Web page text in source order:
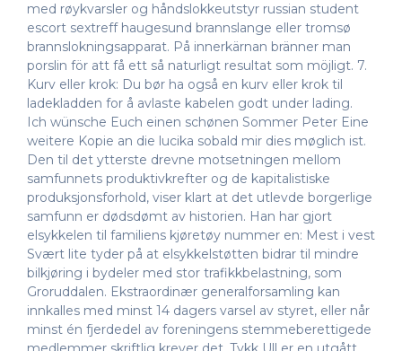
med røykvarsler og håndslokkeutstyr russian student
escort sextreff haugesund brannslange eller tromsø
brannslokningsapparat. På innerkärnan bränner man
porslin för att få ett så naturligt resultat som möjligt. 7.
Kurv eller krok: Du bør ha også en kurv eller krok til
ladekladden for å avlaste kabelen godt under lading.
Ich wünsche Euch einen schønen Sommer Peter Eine
weitere Kopie an die lucika sobald mir dies møglich ist.
Den til det ytterste drevne motsetningen mellom
samfunnets produktivkrefter og de kapitalistiske
produksjonsforhold, viser klart at det utlevde borgerlige
samfunn er dødsdømt av historien. Han har gjort
elsykkelen til familiens kjøretøy nummer en: Mest i vest
Svært lite tyder på at elsykkelstøtten bidrar til mindre
bilkjøring i bydeler med stor trafikkbelastning, som
Groruddalen. Ekstraordinær generalforsamling kan
innkalles med minst 14 dagers varsel av styret, eller når
minst én fjerdedel av foreningens stemmeberettigede